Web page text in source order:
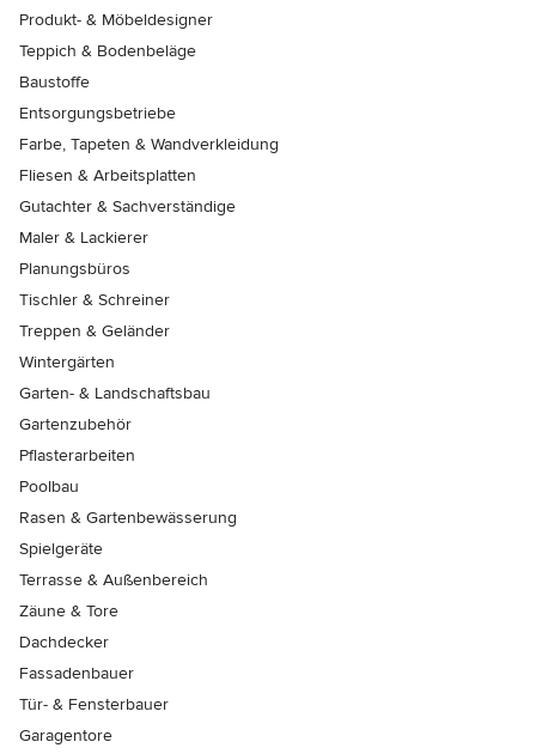
Produkt- & Möbeldesigner
Teppich & Bodenbeläge
Baustoffe
Entsorgungsbetriebe
Farbe, Tapeten & Wandverkleidung
Fliesen & Arbeitsplatten
Gutachter & Sachverständige
Maler & Lackierer
Planungsbüros
Tischler & Schreiner
Treppen & Geländer
Wintergärten
Garten- & Landschaftsbau
Gartenzubehör
Pflasterarbeiten
Poolbau
Rasen & Gartenbewässerung
Spielgeräte
Terrasse & Außenbereich
Zäune & Tore
Dachdecker
Fassadenbauer
Tür- & Fensterbauer
Garagentore